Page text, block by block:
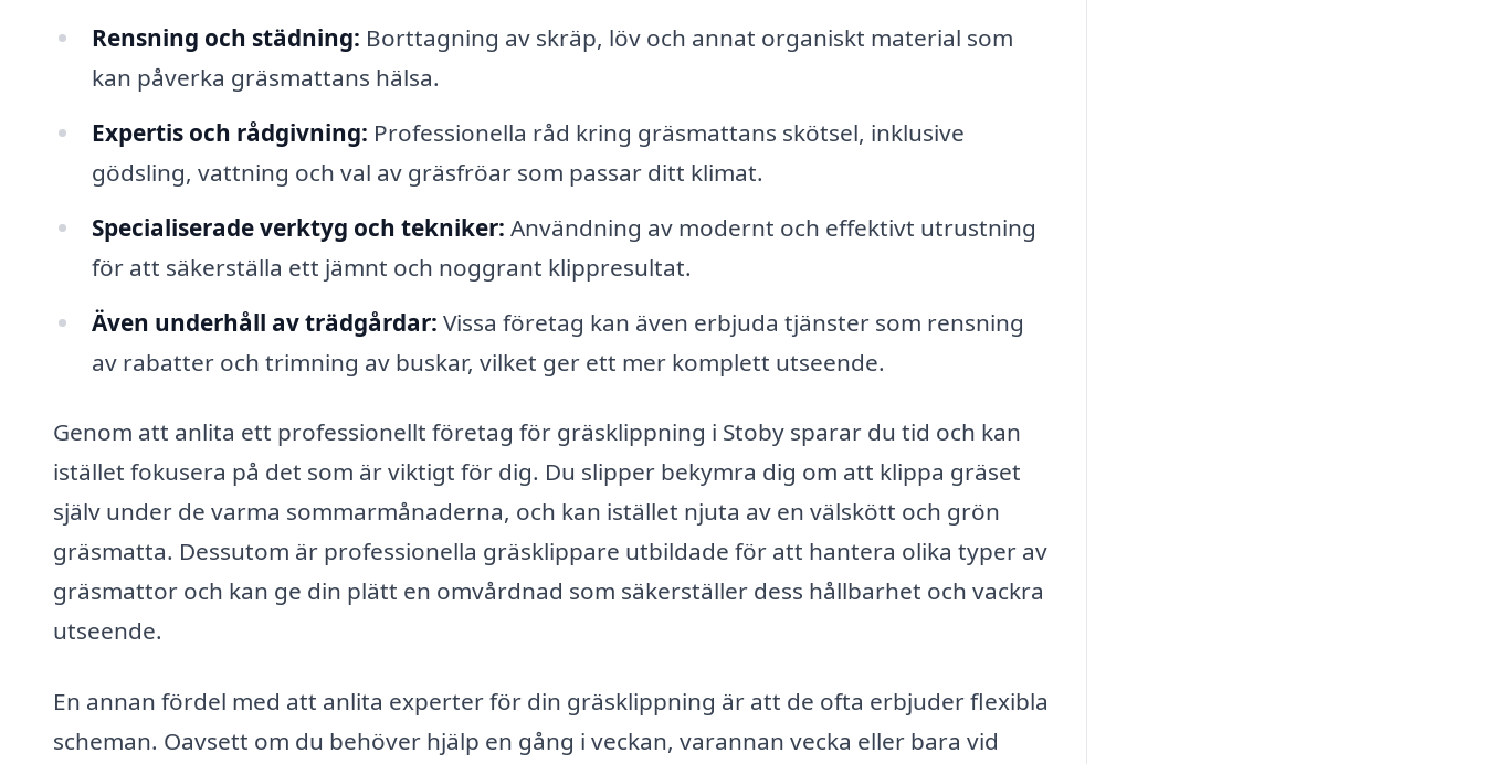
Rensning och städning: Borttagning av skräp, löv och annat organiskt material som
kan påverka gräsmattans hälsa.
Expertis och rådgivning: Professionella råd kring gräsmattans skötsel, inklusive
gödsling, vattning och val av gräsfröar som passar ditt klimat.
Specialiserade verktyg och tekniker: Användning av modernt och effektivt utrustning
för att säkerställa ett jämnt och noggrant klippresultat.
Även underhåll av trädgårdar: Vissa företag kan även erbjuda tjänster som rensning
av rabatter och trimning av buskar, vilket ger ett mer komplett utseende.
Genom att anlita ett professionellt företag för gräsklippning i Stoby sparar du tid och kan
istället fokusera på det som är viktigt för dig. Du slipper bekymra dig om att klippa gräset
själv under de varma sommarmånaderna, och kan istället njuta av en välskött och grön
gräsmatta. Dessutom är professionella gräsklippare utbildade för att hantera olika typer av
gräsmattor och kan ge din plätt en omvårdnad som säkerställer dess hållbarhet och vackra
utseende.
En annan fördel med att anlita experter för din gräsklippning är att de ofta erbjuder flexibla
scheman. Oavsett om du behöver hjälp en gång i veckan, varannan vecka eller bara vid